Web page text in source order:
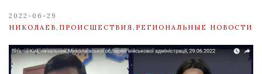
2022-06-29
НИКОЛАЕВ ПРОИСШЕСТВИЯ РЕГИОНАЛЬНЫЕ НОВОСТИ